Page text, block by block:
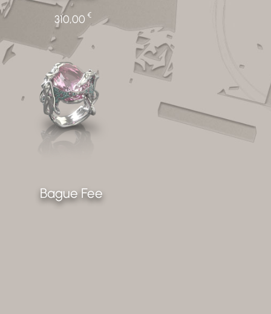
310,00€
Bague Fee